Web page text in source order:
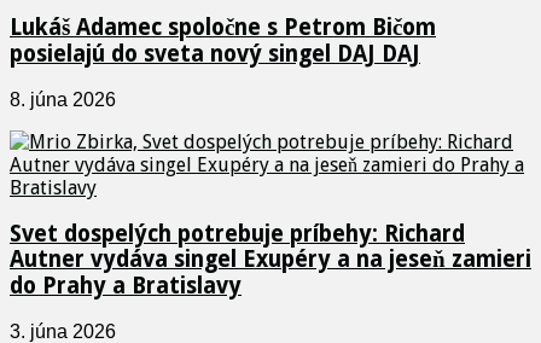
Lukáš Adamec spoločne s Petrom Bičom
posielajú do sveta nový singel DAJ DAJ
8. júna 2026
Svet dospelých potrebuje príbehy: Richard
Autner vydáva singel Exupéry a na jeseň zamieri
do Prahy a Bratislavy
3. júna 2026